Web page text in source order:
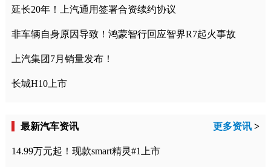
延长20年！上汽通用签署合资续约协议
非车辆自身原因导致！鸿蒙智行回应智界R7起火事故
上汽集团7月销量发布！
长城H10上市
最新汽车资讯 更多资讯 >
14.99万元起！现款smart精灵#1上市